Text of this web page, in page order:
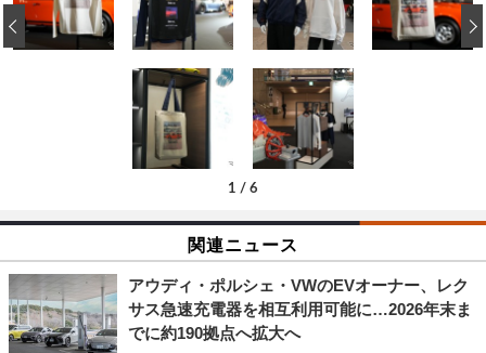
1 / 6
‹
関連ニュース
アウディ・ポルシェ・VWのEVオーナー、レク
サス急速充電器を相互利用可能に…2026年末ま
でに約190拠点へ拡大へ